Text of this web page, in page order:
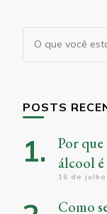
Procurando
POSTS
Por que
álcool
16 de
Como